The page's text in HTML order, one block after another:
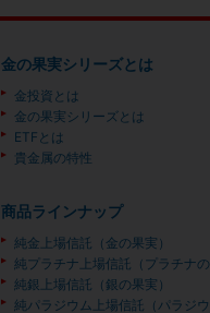
金の果実シリーズとは
金投資とは
金の果実シリーズとは
ETFとは
貴金属の特性
商品ラインナップ
純金上場信託（金の果実）
純プラチナ上場信託（プラチナの
純銀上場信託（銀の果実）
純パラジウム上場信託（パラジウ